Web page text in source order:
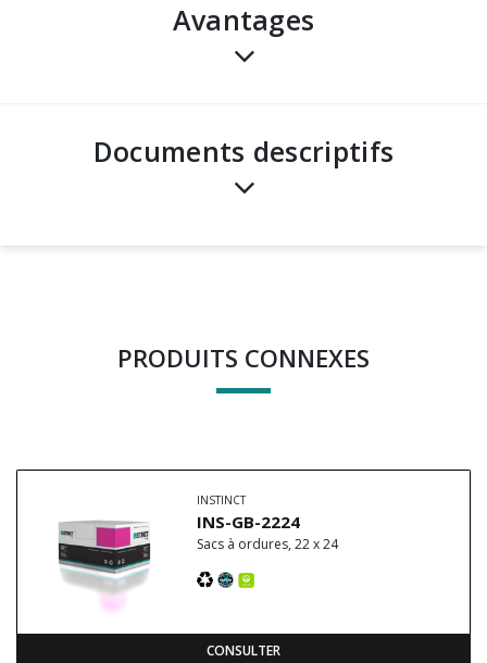
avantages
Documents descriptifs
PRODUITS CONNEXES
INSTINCT
INS-GB-2224
Sacs à ordures, 22 x 24
CONSULTER